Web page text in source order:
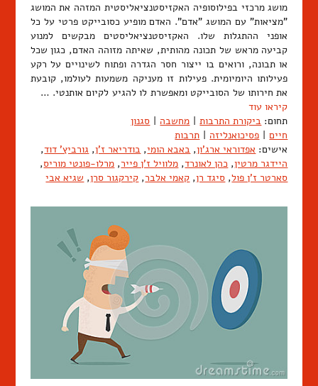
מושג מרכזי בפילוסופיה האקזיסטנציאליסטית המזהה את המושג
"מציאות" עם המושג "אדם". האדם מופיע כסובייקט פרטי על כל
אופני ההתגלות שלו. האקזיסטנציאליסטים מבקשים למנוע
קביעה מראש של תכונה מהותית, שאיתה מזוהה האדם, כגון שכל
או תבונה, ורואים בו ייצור חסר הגדרה ופתוח לשינויים על רקע
פעילותו היומיומית. פעילות זו מעניקה משמעות לעולמו, קובעת
את חירותו של הסובייקט ומאפשרת לו להגיע לקיום אותנטי. …
קיראו עוד
תחום: ביקורת התרבות מחשבה
סגנון
חיים
פסיכואנליזה
תרבות
אישים: אפדוראי ארג'ון, באבא הומי, בודריאר ז'ן, גורביץ' דוד,
היידגר מרטין, כהן לאונרד, מלוויל ז'ן פייר, מרלו-פונטי מוריס,
סארטר ז'ן פול, סיגד רן, קאמי אלבר, קירקגור סרן, שגיא אבי